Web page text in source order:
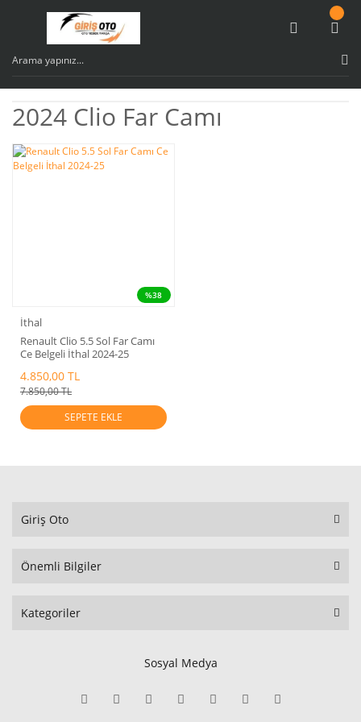
2024 Clio Far Camı
%38
İthal
Renault Clio 5.5 Sol Far Camı
Ce Belgeli İthal 2024-25
4.850,00 TL
7.850,00 TL
SEPETE EKLE
Giriş Oto
Önemli Bilgiler
Kategoriler
Sosyal Medya